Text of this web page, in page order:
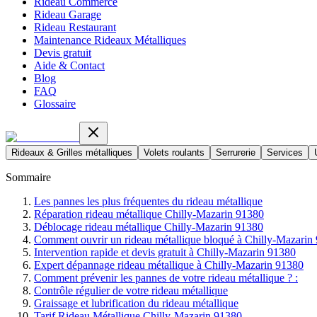
Rideau Garage
Rideau Restaurant
Maintenance Rideaux Métalliques
Devis gratuit
Aide & Contact
Blog
FAQ
Glossaire
Rideaux & Grilles métalliques Volets roulants Serrurerie Services
Sommaire
Les pannes les plus fréquentes du rideau métallique
Réparation rideau métallique Chilly-Mazarin 91380
Déblocage rideau métallique Chilly-Mazarin 91380
Comment ouvrir un rideau métallique bloqué à Chilly-Mazarin
Intervention rapide et devis gratuit à Chilly-Mazarin 91380
Expert dépannage rideau métallique à Chilly-Mazarin 91380
Comment prévenir les pannes de votre rideau métallique ? :
Contrôle régulier de votre rideau métallique
Graissage et lubrification du rideau métallique